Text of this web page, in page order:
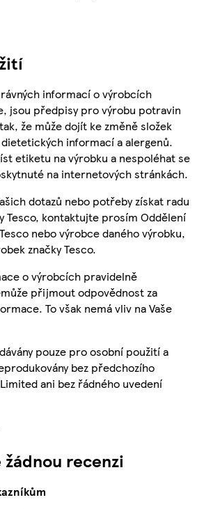
informací o výrobcích
jsou předpisy pro výrobu potravin
že může dojít ke změně složek
informací a alergenů.
etiketu na výrobku a nespoléhat se
na internetových stránkách.
dotazů nebo potřeby získat radu
Tesco, kontaktujte prosím Oddělení
nebo výrobce daného výrobku,
značky Tesco.
o výrobcích pravidelně
přijmout odpovědnost za
To však nemá vliv na Vaše
pouze pro osobní použití a
bez předchozího
ani bez řádného uvedení
recenzi